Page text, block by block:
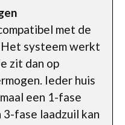
met de
systeem werkt
zit dan op
Ieder huis
een 1-fase
3-fase laadzuil kan